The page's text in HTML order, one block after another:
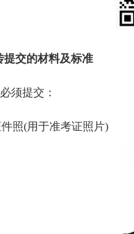
提交的材料及标准
须提交：
照(用于准考证照片)